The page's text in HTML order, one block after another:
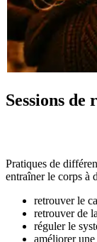
Sessions de
Pratiques de
entraîner le corps à
retrouver le
retrouver de
réguler le
améliorer